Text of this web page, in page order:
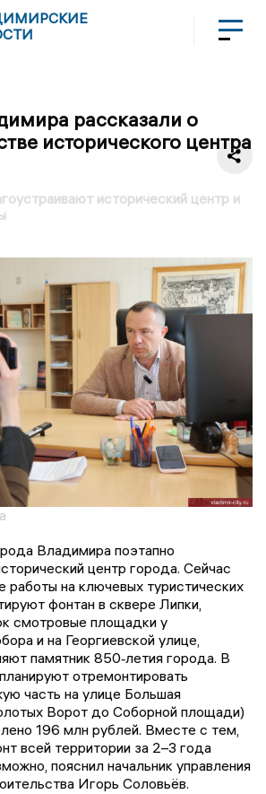
рассказали о
исторического центра
исторический центр и
Владимира поэтапно
центр города. Сейчас
работы на ключевых туристических
фонтан в сквере Липки,
смотровые площадки у
и на Георгиевской улице,
памятник 850‑летия города. В
отремонтировать
часть на улице Большая
Ворот до Соборной площади)
196 млн рублей. Вместе с тем,
всей территории за 2–3 года
пояснил начальник управления
Игорь Соловьёв.